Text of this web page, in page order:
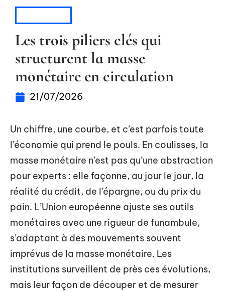
Les trois piliers clés qui
structurent la masse
monétaire en circulation
21/07/2026
Un chiffre, une courbe, et c’est parfois toute
l’économie qui prend le pouls. En coulisses, la
masse monétaire n’est pas qu’une abstraction
pour experts : elle façonne, au jour le jour, la
réalité du crédit, de l’épargne, ou du prix du
pain. L’Union européenne ajuste ses outils
monétaires avec une rigueur de funambule,
s’adaptant à des mouvements souvent
imprévus de la masse monétaire. Les
institutions surveillent de près ces évolutions,
mais leur façon de découper et de mesurer